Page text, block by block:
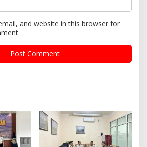
and website in this browser for